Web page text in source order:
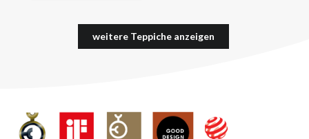
weitere Teppiche anzeigen